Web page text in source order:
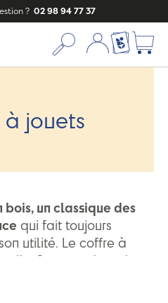
? 02 98 94 77 37
Mon compte
Ma liste
jouets
un classique des
qui fait toujours
utilité. Le coffre à
l'enfant pendant de
y rangera